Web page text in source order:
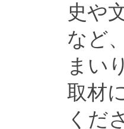
史や
など
まい
取材
くだ